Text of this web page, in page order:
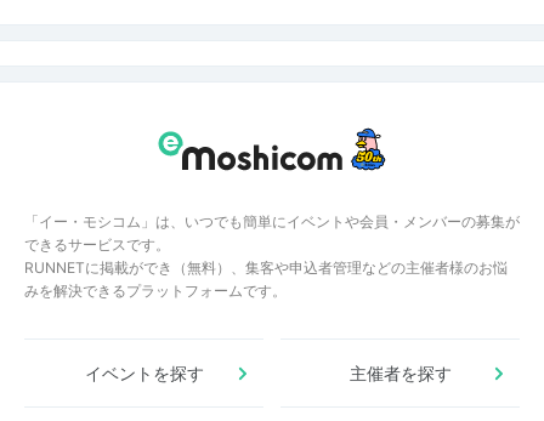
「イー・モシコム」は、いつでも簡単にイベントや会員・メンバーの募集が
できるサービスです。
RUNNETに掲載ができ（無料）、集客や申込者管理などの主催者様のお悩
みを解決できるプラットフォームです。
イベントを探す 主催者を探す